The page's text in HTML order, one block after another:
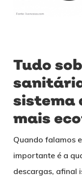
Tudo
sistema
mais
Quando falamos
importante é a
descargas, afinal